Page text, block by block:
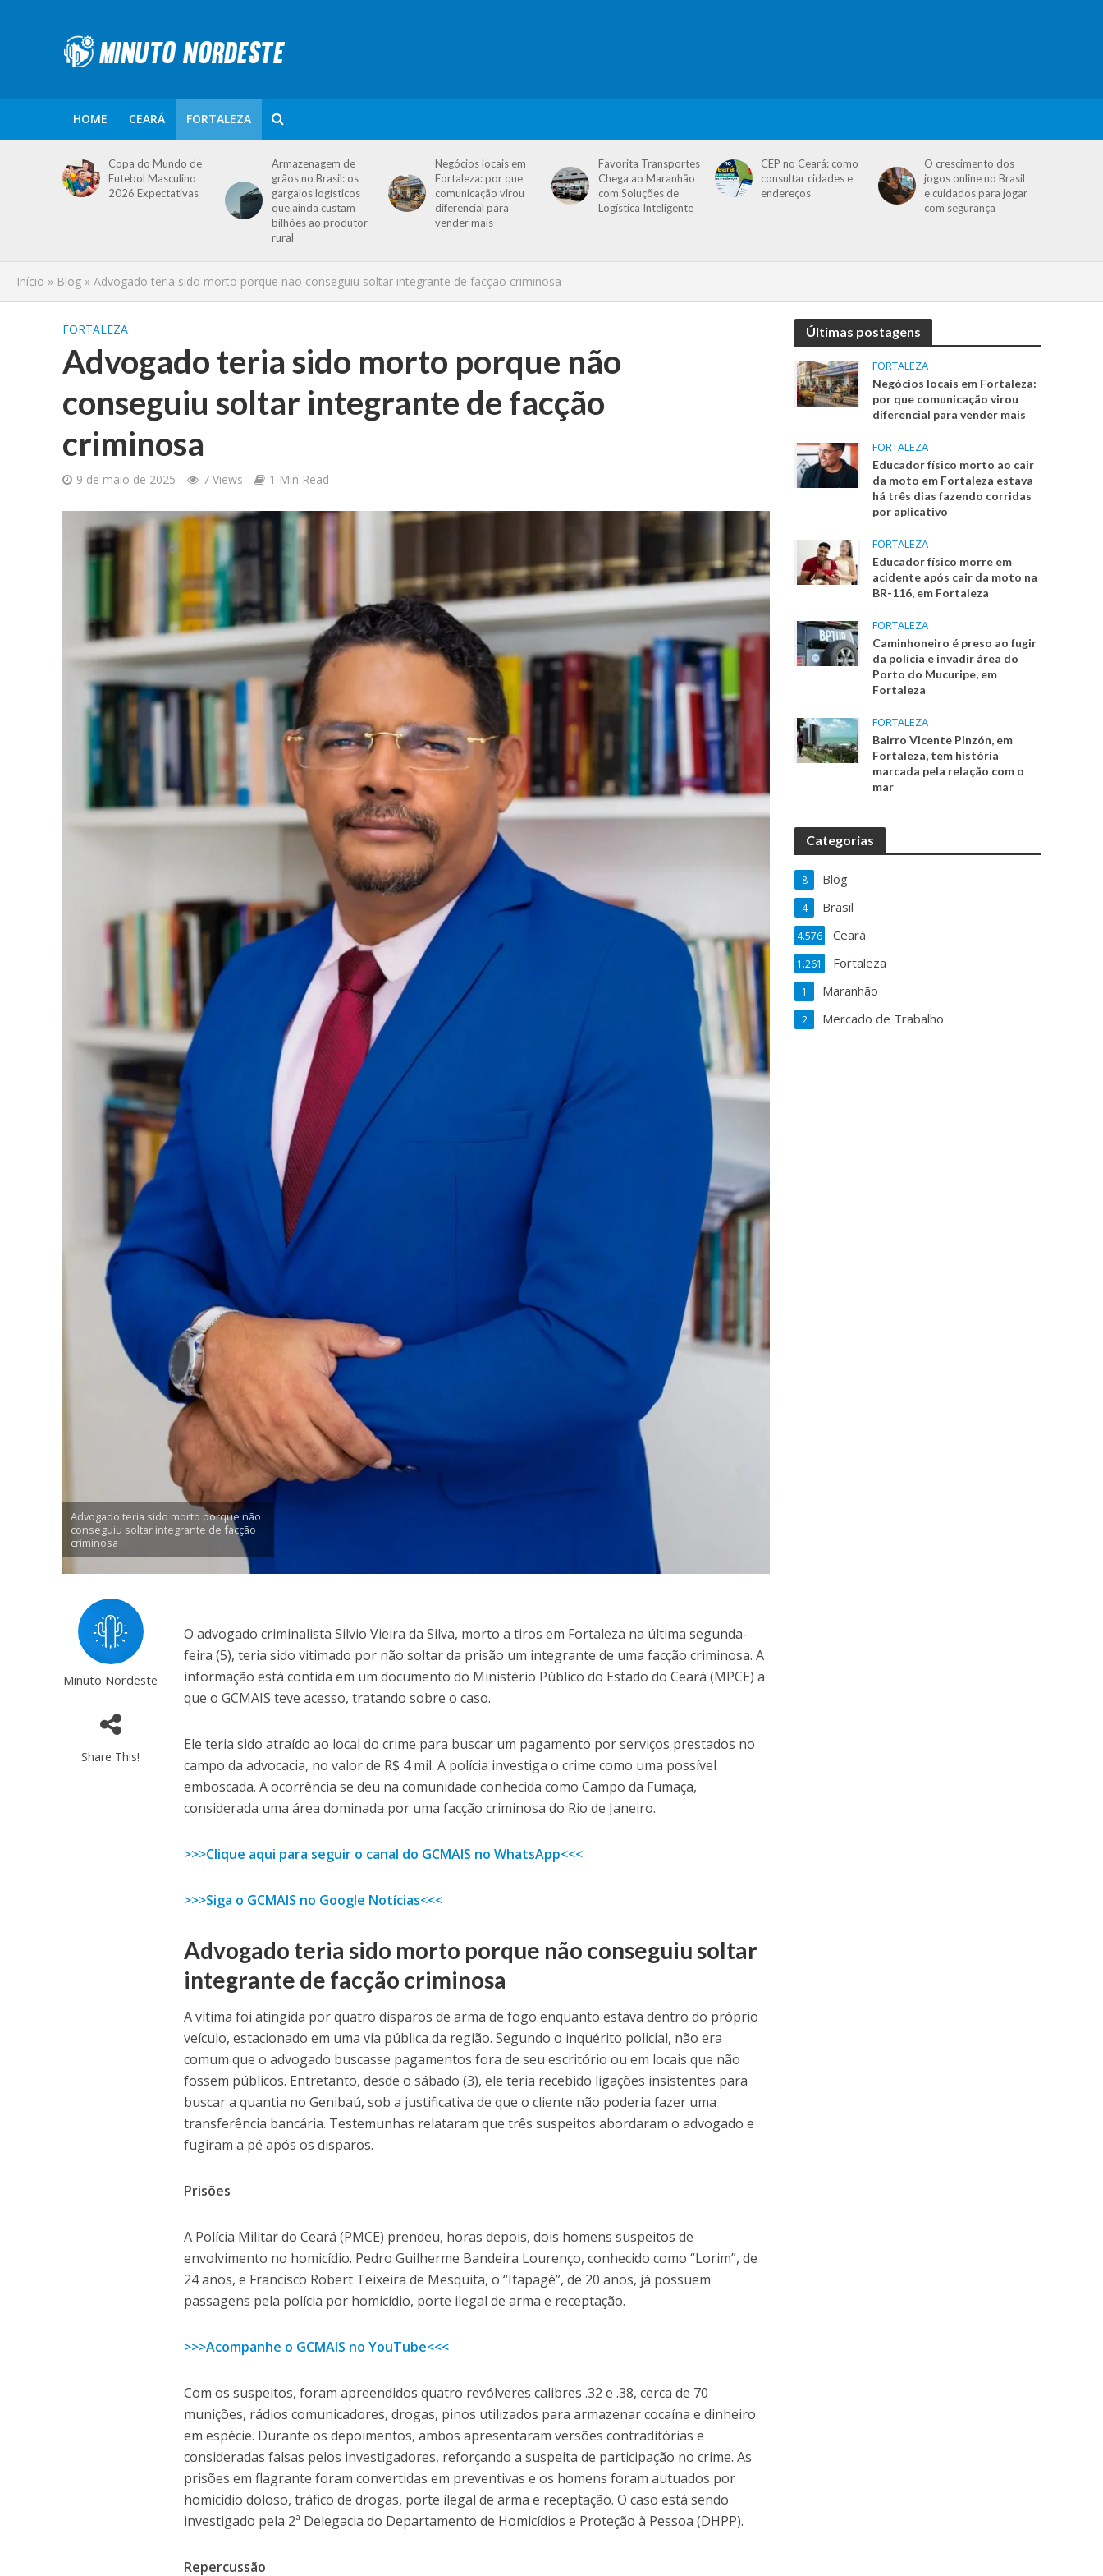
HOME CEARÁ FORTALEZA
Copa do Mundo de
Futebol Masculino
2026 Expectativas
Armazenagem de
grãos no Brasil: os
gargalos logísticos
que ainda custam
bilhões ao produtor
rural
Negócios locais em
Fortaleza: por que
comunicação virou
diferencial para
vender mais
Favorita Transportes
Chega ao Maranhão
com Soluções de
Logística Inteligente
CEP no Ceará: como
consultar cidades e
endereços
O crescimento dos
jogos online no Brasil
e cuidados para jogar
com segurança
Início » Blog » Advogado teria sido morto porque não conseguiu soltar integrante de facção criminosa
FORTALEZA
Advogado teria sido morto porque não
conseguiu soltar integrante de facção
criminosa
9 de maio de 2025 7 Views 1 Min Read
Advogado teria sido morto porque não
conseguiu soltar integrante de facção
criminosa
Minuto Nordeste
Share This!
O advogado criminalista Silvio Vieira da Silva, morto a tiros em Fortaleza na última segunda-
feira (5), teria sido vitimado por não soltar da prisão um integrante de uma facção criminosa. A
informação está contida em um documento do Ministério Público do Estado do Ceará (MPCE) a
que o GCMAIS teve acesso, tratando sobre o caso.
Ele teria sido atraído ao local do crime para buscar um pagamento por serviços prestados no
campo da advocacia, no valor de R$ 4 mil. A polícia investiga o crime como uma possível
emboscada. A ocorrência se deu na comunidade conhecida como Campo da Fumaça,
considerada uma área dominada por uma facção criminosa do Rio de Janeiro.
>>>Clique aqui para seguir o canal do GCMAIS no WhatsApp<<<
>>>Siga o GCMAIS no Google Notícias<<<
Advogado teria sido morto porque não conseguiu soltar
integrante de facção criminosa
A vítima foi atingida por quatro disparos de arma de fogo enquanto estava dentro do próprio
veículo, estacionado em uma via pública da região. Segundo o inquérito policial, não era
comum que o advogado buscasse pagamentos fora de seu escritório ou em locais que não
fossem públicos. Entretanto, desde o sábado (3), ele teria recebido ligações insistentes para
buscar a quantia no Genibaú, sob a justificativa de que o cliente não poderia fazer uma
transferência bancária. Testemunhas relataram que três suspeitos abordaram o advogado e
fugiram a pé após os disparos.
Prisões
A Polícia Militar do Ceará (PMCE) prendeu, horas depois, dois homens suspeitos de
envolvimento no homicídio. Pedro Guilherme Bandeira Lourenço, conhecido como “Lorim”, de
24 anos, e Francisco Robert Teixeira de Mesquita, o “Itapagé”, de 20 anos, já possuem
passagens pela polícia por homicídio, porte ilegal de arma e receptação.
>>>Acompanhe o GCMAIS no YouTube<<<
Com os suspeitos, foram apreendidos quatro revólveres calibres .32 e .38, cerca de 70
munições, rádios comunicadores, drogas, pinos utilizados para armazenar cocaína e dinheiro
em espécie. Durante os depoimentos, ambos apresentaram versões contraditórias e
consideradas falsas pelos investigadores, reforçando a suspeita de participação no crime. As
prisões em flagrante foram convertidas em preventivas e os homens foram autuados por
homicídio doloso, tráfico de drogas, porte ilegal de arma e receptação. O caso está sendo
investigado pela 2ª Delegacia do Departamento de Homicídios e Proteção à Pessoa (DHPP).
Repercussão
Últimas postagens
FORTALEZA
Negócios locais em Fortaleza:
por que comunicação virou
diferencial para vender mais
FORTALEZA
Educador físico morto ao cair
da moto em Fortaleza estava
há três dias fazendo corridas
por aplicativo
FORTALEZA
Educador físico morre em
acidente após cair da moto na
BR-116, em Fortaleza
FORTALEZA
Caminhoneiro é preso ao fugir
da polícia e invadir área do
Porto do Mucuripe, em
Fortaleza
FORTALEZA
Bairro Vicente Pinzón, em
Fortaleza, tem história
marcada pela relação com o
mar
Categorias
Blog
8
Brasil
4
Ceará
4.576
Fortaleza
1.261
Maranhão
1
Mercado de Trabalho
2